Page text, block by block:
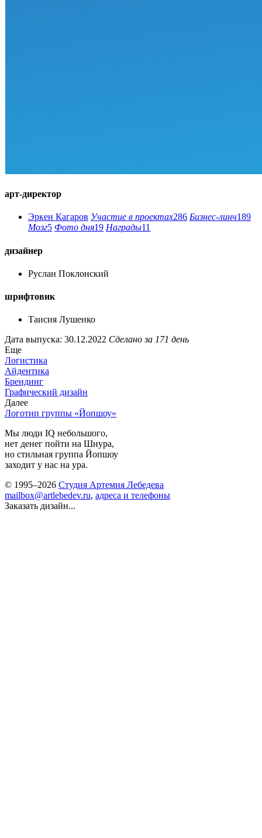
арт-директор
Эркен Кагаров Участие в проектах286 Бизнес-линч189
Мозг5 Фото дня19 Награды11
дизайнер
Руслан Поклонский
шрифтовик
Таисия Лушенко
Дата выпуска: 30.12.2022 Сделано за 171 день
Еще
Логистика
Айдентика
Брендинг
Графический дизайн
Далее
Логотип группы «Йопшоу»
Мы люди IQ небольшого,
нет денег пойти на Шнура,
но стильная группа Йопшоу
заходит у нас на ура.
© 1995–2026 Студия Артемия Лебедева
mailbox@artlebedev.ru, адреса и телефоны
Заказать дизайн...